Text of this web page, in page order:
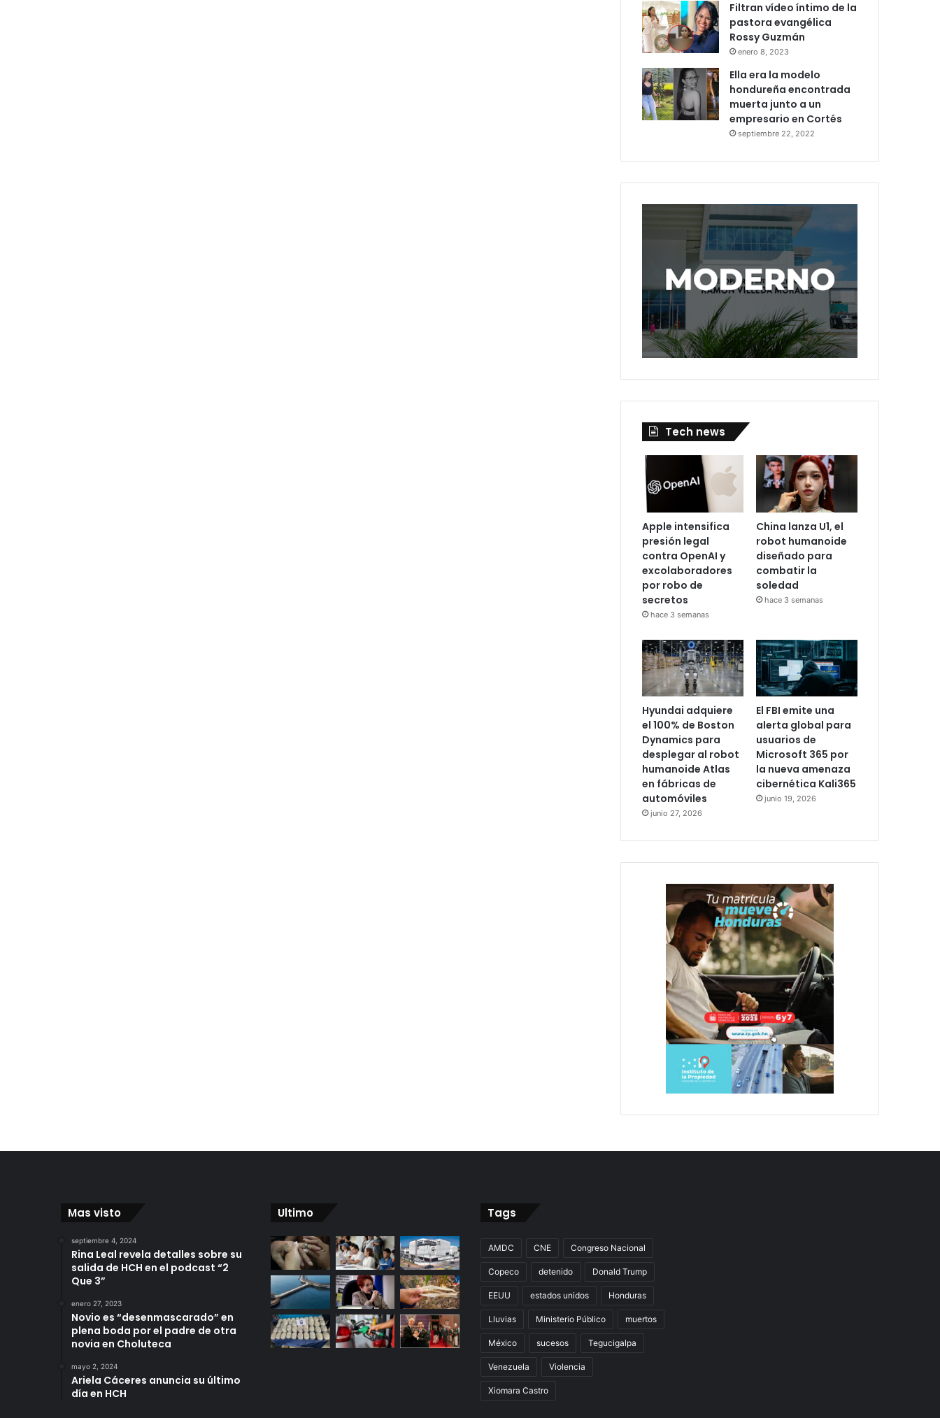
Filtran vídeo íntimo de la
pastora evangélica
Rossy Guzmán
enero 8, 2023
Ella era la modelo
hondureña encontrada
muerta junto a un
empresario en Cortés
septiembre 22, 2022
Tech news
Apple intensifica
presión legal
contra OpenAI y
excolaboradores
por robo de
secretos
hace 3 semanas
China lanza U1, el
robot humanoide
diseñado para
combatir la
soledad
hace 3 semanas
Hyundai adquiere
el 100% de Boston
Dynamics para
desplegar al robot
humanoide Atlas
en fábricas de
automóviles
junio 27, 2026
El FBI emite una
alerta global para
usuarios de
Microsoft 365 por
la nueva amenaza
cibernética Kali365
junio 19, 2026
Mas visto
septiembre 4, 2024
Rina Leal revela detalles sobre su
salida de HCH en el podcast “2
Que 3”
enero 27, 2023
Novio es “desenmascarado” en
plena boda por el padre de otra
novia en Choluteca
mayo 2, 2024
Ariela Cáceres anuncia su último
día en HCH
Ultimo Tags
AMDC CNE Congreso Nacional
Copeco detenido Donald Trump
EEUU estados unidos Honduras
Lluvias Ministerio Público muertos
México sucesos Tegucigalpa
Venezuela Violencia
Xiomara Castro